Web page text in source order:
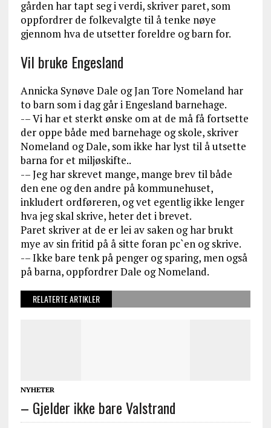
gården har tapt seg i verdi, skriver paret, som
oppfordrer de folkevalgte til å tenke nøye
gjennom hva de utsetter foreldre og barn for.
Vil bruke Engesland
Annicka Synøve Dale og Jan Tore Nomeland har
to barn som i dag går i Engesland barnehage.
-– Vi har et sterkt ønske om at de må få fortsette
der oppe både med barnehage og skole, skriver
Nomeland og Dale, som ikke har lyst til å utsette
barna for et miljøskifte..
-– Jeg har skrevet mange, mange brev til både
den ene og den andre på kommunehuset,
inkludert ordføreren, og vet egentlig ikke lenger
hva jeg skal skrive, heter det i brevet.
Paret skriver at de er lei av saken og har brukt
mye av sin fritid på å sitte foran pc`en og skrive.
-– Ikke bare tenk på penger og sparing, men også
på barna, oppfordrer Dale og Nomeland.
RELATERTE ARTIKLER
NYHETER
– Gjelder ikke bare Valstrand